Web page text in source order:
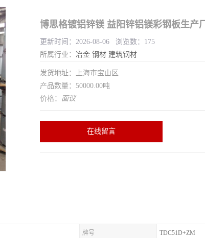
博思格镀铝锌镁 益阳锌铝镁彩钢板生产
更新时间：2026-08-06 浏览数：175
所属行业： 冶金 钢材 建筑钢材
发货地址：上海市宝山区
产品数量：50000.00吨
价格： 面议
在线留言
牌号 TDC51D+ZM